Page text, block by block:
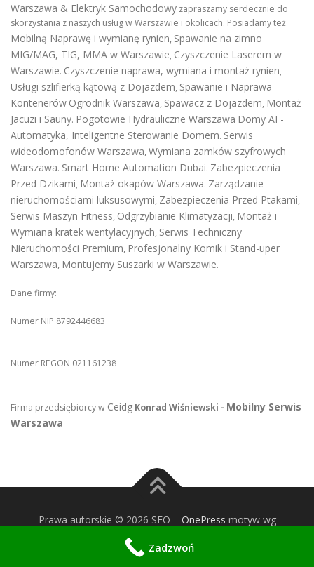
Warszawa & Elektryk Samochodowy zapraszamy serdecznie do
skorzystania z naszych usług w Warszawie i okolicach. Posiadamy też
Mobilną Naprawę i wymianę rynien, Spawanie na zimno
MIG/MAG, TIG, MMA w Warszawie, Czyszczenie Laserem w
Warszawie. Czyszczenie naprawa, wymiana i montaż rynien,
Usługi szlifierką kątową z Dojazdem, Spawanie i Naprawa
Kontenerów Ogrodnik Warszawa, Spawacz z Dojazdem, Montaż
Jacuzi i Sauny. Pogotowie Hydrauliczne Warszawa Domy AI -
Automatyka, Inteligentne Sterowanie Domem. Serwis
wideodomofonów Warszawa, Wymiana zamków szyfrowych
Warszawa. Smart Home Automation Dubai. Zabezpieczenia
Przed Dzikami, Montaż okapów Warszawa. Zarządzanie
nieruchomościami luksusowymi, Zabezpieczenia Przed Ptakami,
Serwis Maszyn Fitness, Odgrzybianie Klimatyzacji, Montaż i
Wymiana kratek wentylacyjnych, Serwis Techniczny
Nieruchomości Premium, Profesjonalny Komik i Stand-uper
Warszawa, Montujemy Suszarki w Warszawie.
Dane firmy:
Numer NIP 8792446683
Numer REGON 021161238
Firma przedsiębiorcy w Ceidg Konrad Wiśniewski - Mobilny Serwis
Warszawa
Prawa autorskie © 2026 SEO – OnePress motyw wg
FameThemes
Zadzwoń